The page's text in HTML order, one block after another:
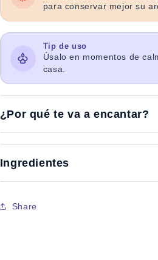
para conservar mejor su
Tip de uso
Úsalo en momentos de
casa.
¿Por qué te va a encantar?
Ingredientes
Share